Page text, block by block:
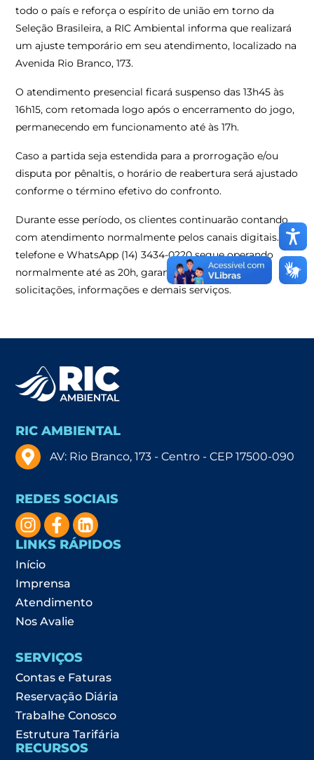
todo o país e reforça o espírito de união em torno da
Seleção Brasileira, a RIC Ambiental informa que realizará
um ajuste temporário em seu atendimento, localizado na
Avenida Rio Branco, 173.
O atendimento presencial ficará suspenso das 13h45 às
16h15, com retomada logo após o encerramento do jogo,
permanecendo em funcionamento até às 17h.
Caso a partida seja estendida para a prorrogação e/ou
disputa por pênaltis, o horário de reabertura será ajustado
conforme o término efetivo do confronto.
Durante esse período, os clientes continuarão contando
com atendimento normalmente pelos canais digitais. O
telefone e WhatsApp (14) 3434-0220 segue operando
normalmente até as 20h, garantindo suporte para
solicitações, informações e demais serviços.
RIC AMBIENTAL
AV: Rio Branco, 173 - Centro - CEP 17500-090
REDES SOCIAIS
LINKS RÁPIDOS
Início
Imprensa
Atendimento
Nos Avalie
SERVIÇOS
Contas e Faturas
Reservação Diária
Trabalhe Conosco
Estrutura Tarifária
RECURSOS